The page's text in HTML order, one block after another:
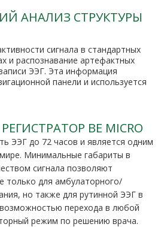
АНАЛИЗ СТРУКТУРЫ
сигнала в стандартных
и распознавание артефактных
ЭЭГ. Эта информация
панели и используется
BE MICRO
ЭЭГ до 72 часов и является одним
Минимальные габариты в
сигнала позволяют
только для амбулаторного/
но также для рутинной ЭЭГ в
перехода в любой
режим по решению врача.